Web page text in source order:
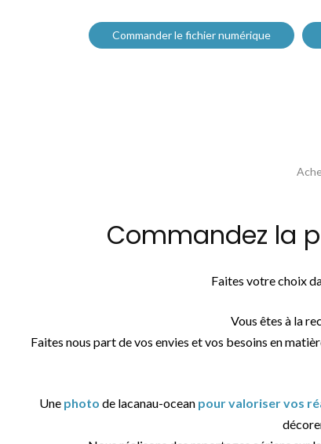
Commander le fichier numérique
Commandez la
Faites votre choix
Vous êtes à la
Faites nous part de vos envies et vos besoins en
Une photo de lacanau-ocean pour valoriser vos